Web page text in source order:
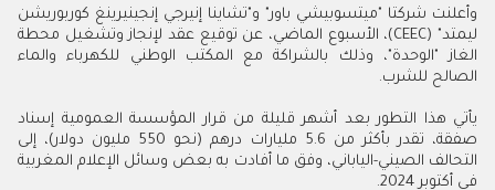
وأعلنت شركتا "ميتسوبيشي باور" و"تشاينا إنيرجي إنجينيرينغ كوربوريشن
ليمتد" (CEEC)، الأسبوع الماضي، عن توقيع عقد لإنجاز وتشغيل محطة
الغاز "الوحدة"، وذلك بالشراكة مع المكتب الوطني للكهرباء والماء
الصالح للشرب.
يأتي هذا التطور بعد أشهر قليلة من قرار المؤسسة العمومية إسناد
صفقة، تقدر بأكثر من 5.6 مليارات درهم (نحو 550 مليون دولار)، إلى
التحالف الصيني-الياباني، وفق ما أفادت به بعض وسائل الإعلام المغربية
في أكتوبر 2024.